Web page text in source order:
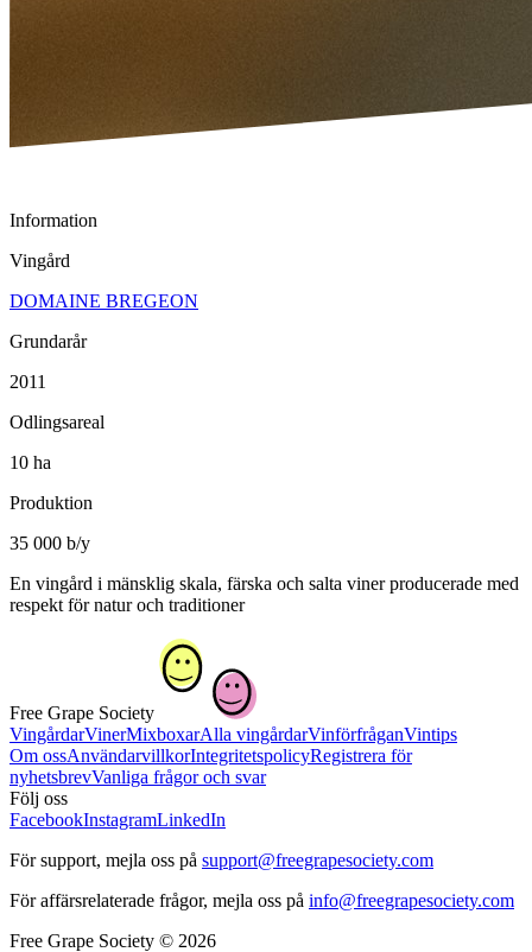
Information
Vingård
DOMAINE BREGEON
Grundarår
2011
Odlingsareal
10 ha
Produktion
35 000 b/y
En vingård i mänsklig skala, färska och salta viner producerade med
respekt för natur och traditioner
Free Grape Society
VingårdarVinerMixboxarAlla vingårdarVinförfråganVintips
Om ossAnvändarvillkorIntegritetspolicyRegistrera för
nyhetsbrevVanliga frågor och svar
Följ oss
FacebookInstagramLinkedIn
För support, mejla oss på support@freegrapesociety.com
För affärsrelaterade frågor, mejla oss på info@freegrapesociety.com
Free Grape Society © 2026